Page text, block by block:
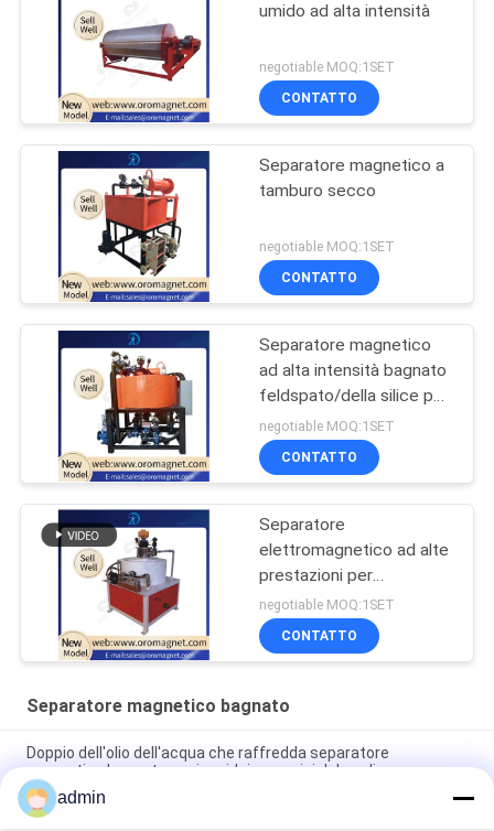
umido ad alta intensità
negotiable MOQ:1SET
CONTATTO
Separatore magnetico a
tamburo secco
negotiable MOQ:1SET
CONTATTO
Separatore magnetico
ad alta intensità bagnato
feldspato/della silice per
rimozione FE2O3
negotiable MOQ:1SET
CONTATTO
Separatore
elettromagnetico ad alte
prestazioni per
ceramica/minera/chimica
7K300
negotiable MOQ:1SET
CONTATTO
Separatore magnetico bagnato
Doppio dell'olio dell'acqua che raffredda separatore
magnetico bagnato per i residui ceramici del caolino
Consumo di energia basso dei residui di intelligenza del PE del
admin